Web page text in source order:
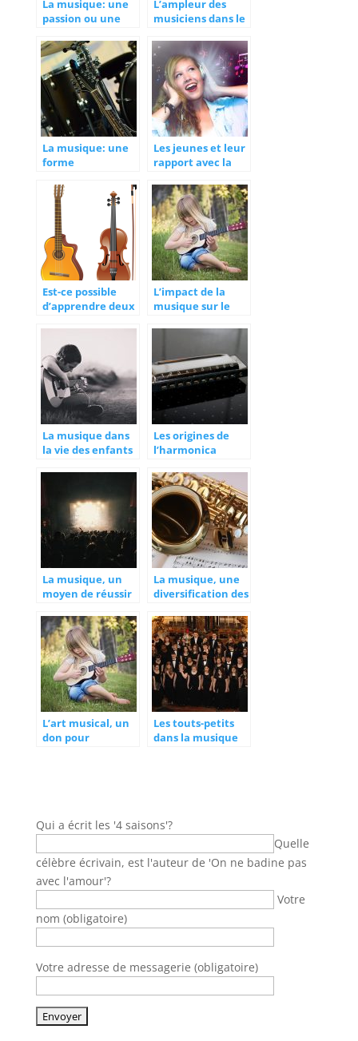
La musique: une
passion ou une
L’ampleur des
musiciens dans le
La musique: une
forme
artistique
Les jeunes et leur
rapport avec la
Est-ce possible
d’apprendre deux
coup?
L’impact de la
musique sur le
des enfants
La musique dans
la vie des enfants
Les origines de
l’harmonica
La musique, un
moyen de réussir
La musique, une
diversification des
culturelles
L’art musical, un
don pour
Les touts-petits
dans la musique
Qui a écrit les '4 saisons'?
Quelle
célèbre écrivain, est l'auteur de 'On ne badine pas
avec l'amour'?
Votre
nom (obligatoire)
Votre adresse de messagerie (obligatoire)